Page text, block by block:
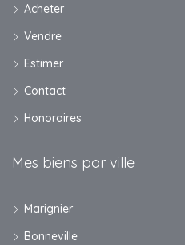
Acheter
Vendre
Estimer
Contact
Honoraires
Mes biens par ville
Marignier
Bonneville